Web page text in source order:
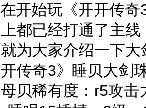
始玩《开开传奇3
都已经打通了主
为大家介绍一下
传奇3》睡贝大剑
贝稀有度：r5攻